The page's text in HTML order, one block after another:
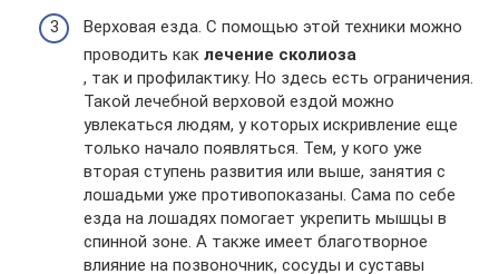
Верховая езда. С помощью этой техники можно
проводить как лечение сколиоза
, так и профилактику. Но здесь есть ограничения.
Такой лечебной верховой ездой можно
увлекаться людям, у которых искривление еще
только начало появляться. Тем, у кого уже
вторая ступень развития или выше, занятия с
лошадьми уже противопоказаны. Сама по себе
езда на лошадях помогает укрепить мышцы в
спинной зоне. А также имеет благотворное
влияние на позвоночник, сосуды и суставы